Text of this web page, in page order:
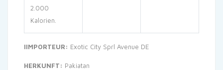
2.000
Kalorien.
IIMPORTEUR: Exotic City Sprl Avenue DE
HERKUNFT: Pakiatan